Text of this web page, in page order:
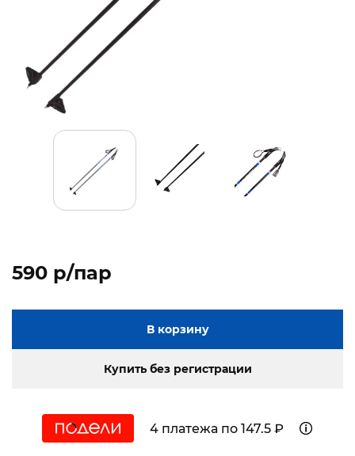
590 p/пар
В корзину
Купить без регистрации
4 платежа по 147.5 ₽